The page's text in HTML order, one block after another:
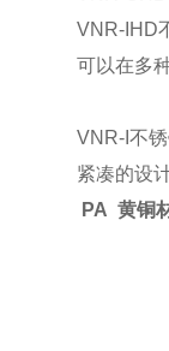
VNR-IHD
可以在多
VNR-I不
紧凑的设
PA 黄铜